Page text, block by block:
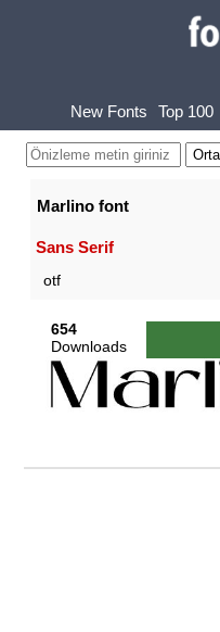
New Fonts Top 100
Marlino font
Sans Serif
otf
654
Downloads